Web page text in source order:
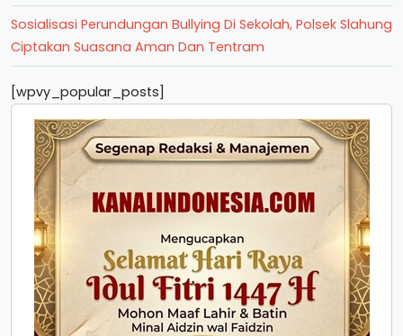
Sosialisasi Perundungan Bullying Di Sekolah, Polsek Slahung
Ciptakan Suasana Aman Dan Tentram
[wpvy_popular_posts]